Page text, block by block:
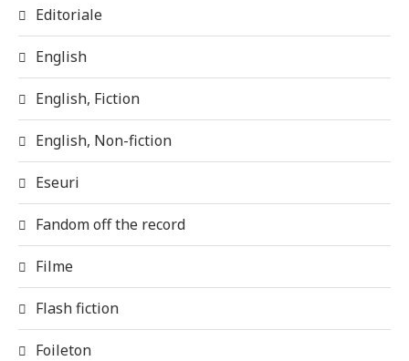
Editoriale
English
English, Fiction
English, Non-fiction
Eseuri
Fandom off the record
Filme
Flash fiction
Foileton